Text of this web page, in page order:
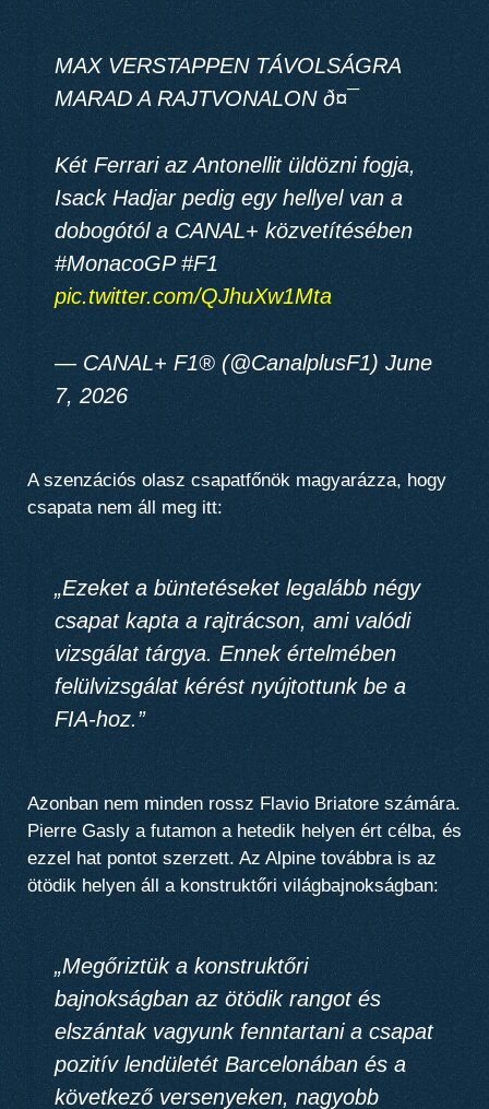
MAX VERSTAPPEN TÁVOLSÁGRA
MARAD A RAJTVONALON ð¤¯
Két Ferrari az Antonellit üldözni fogja,
Isack Hadjar pedig egy hellyel van a
dobogótól a CANAL+ közvetítésében
#MonacoGP #F1
pic.twitter.com/QJhuXw1Mta
— CANAL+ F1® (@CanalplusF1) June
7, 2026
A szenzációs olasz csapatfőnök magyarázza, hogy
csapata nem áll meg itt:
„Ezeket a büntetéseket legalább négy
csapat kapta a rajtrácson, ami valódi
vizsgálat tárgya. Ennek értelmében
felülvizsgálat kérést nyújtottunk be a
FIA-hoz.”
Azonban nem minden rossz Flavio Briatore számára.
Pierre Gasly a futamon a hetedik helyen ért célba, és
ezzel hat pontot szerzett. Az Alpine továbbra is az
ötödik helyen áll a konstruktőri világbajnokságban:
„Megőriztük a konstruktőri
bajnokságban az ötödik rangot és
elszántak vagyunk fenntartani a csapat
pozitív lendületét Barcelonában és a
következő versenyeken, nagyobb